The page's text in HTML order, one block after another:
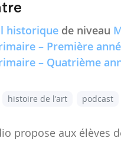
historique de niveau
– Première
– Quatrième
histoire de l'art podcast
propose aux élèves